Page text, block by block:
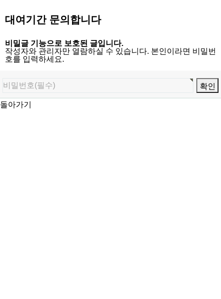
대여기간 문의합니다
비밀글 기능으로 보호된 글입니다.
작성자와 관리자만 열람하실 수 있습니다. 본인이라면 비밀번
호를 입력하세요.
돌아가기